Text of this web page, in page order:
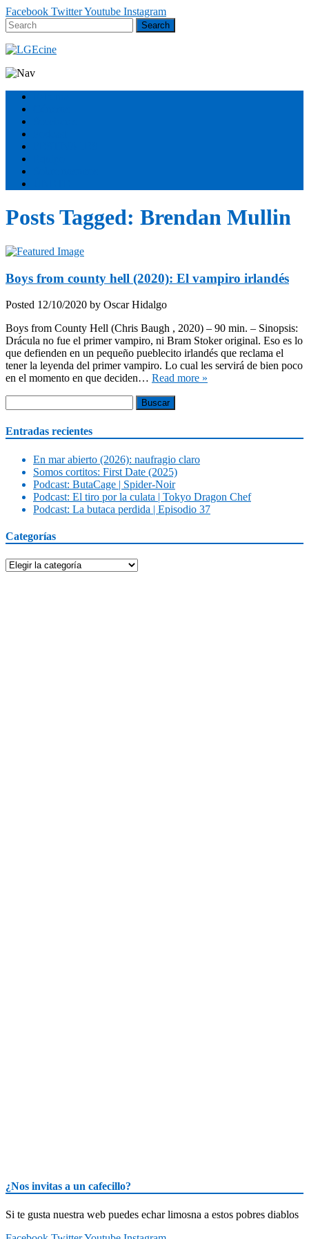
Facebook TwitterYoutube Instagram
Posts Tagged: Brendan Mullin
Boys from county hell (2020): El vampiro irlandés
Posted 12/10/2020 by Oscar Hidalgo
Boys from County Hell (Chris Baugh , 2020) – 90 min. – Sinopsis:
Drácula no fue el primer vampiro, ni Bram Stoker original. Eso es lo
que defienden en un pequeño pueblecito irlandés que reclama el
tener la leyenda del primer vampiro. Lo cual les servirá de bien poco
en el momento en que deciden… Read more »
Entradas recientes
En mar abierto (2026): naufragio claro
Somos cortitos: First Date (2025)
Podcast: ButaCage | Spider-Noir
Podcast: El tiro por la culata | Tokyo Dragon Chef
Podcast: La butaca perdida | Episodio 37
Categorías
Categorías
¿Nos invitas a un cafecillo?
Si te gusta nuestra web puedes echar limosna a estos pobres diablos